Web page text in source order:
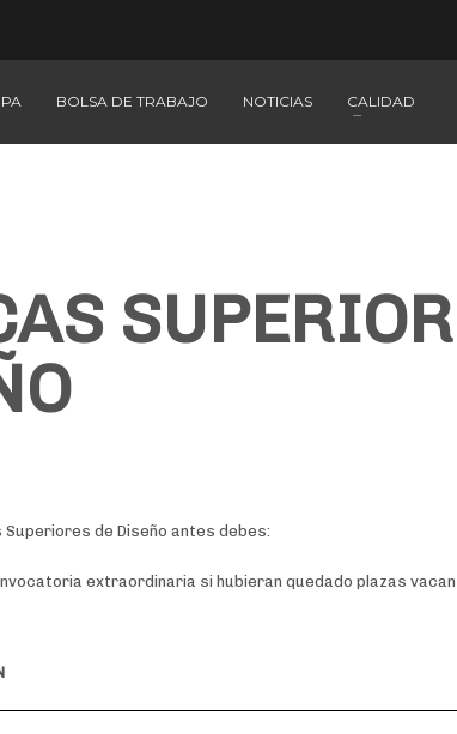
BOLSA DE TRABAJO NOTICIAS CALIDAD
de Diseño antes debes:
extraordinaria si hubieran quedado plazas